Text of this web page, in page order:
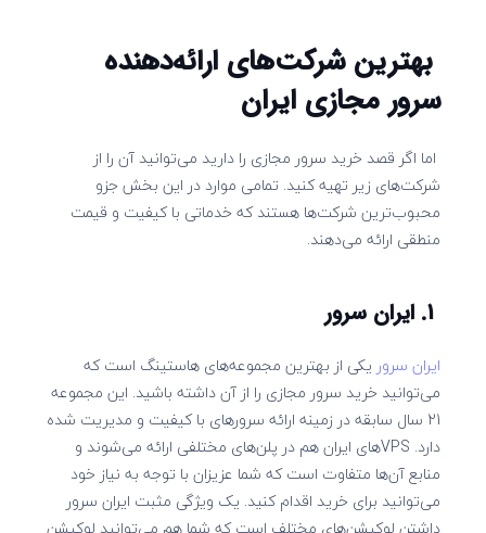
بهترین شرکت‌های ارائه‌دهنده
سرور مجازی ایران
اما اگر قصد خرید سرور مجازی را دارید می‌توانید آن را از
شرکت‌های زیر تهیه کنید. تمامی موارد در این بخش جزو
محبوب‌ترین شرکت‌ها هستند که خدماتی با کیفیت و قیمت
منطقی ارائه می‌دهند.
ایران سرور یکی از بهترین مجموعه‌های هاستینگ است که
می‌توانید خرید سرور مجازی را از آن داشته باشید. این مجموعه
21 سال سابقه در زمینه ارائه سرورهای با کیفیت و مدیریت شده
دارد. VPSهای ایران هم در پلن‌های مختلفی ارائه می‌شوند و
منابع آن‌ها متفاوت است که شما عزیزان با توجه به نیاز خود
می‌توانید برای خرید اقدام کنید. یک ویژگی مثبت ایران سرور